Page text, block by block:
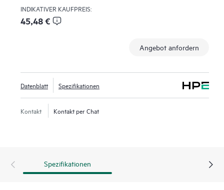
INDIKATIVER KAUFPREIS:
45,48 €
Angebot anfordern
Datenblatt Spezifikationen
Kontakt Kontakt per Chat
Spezifikationen